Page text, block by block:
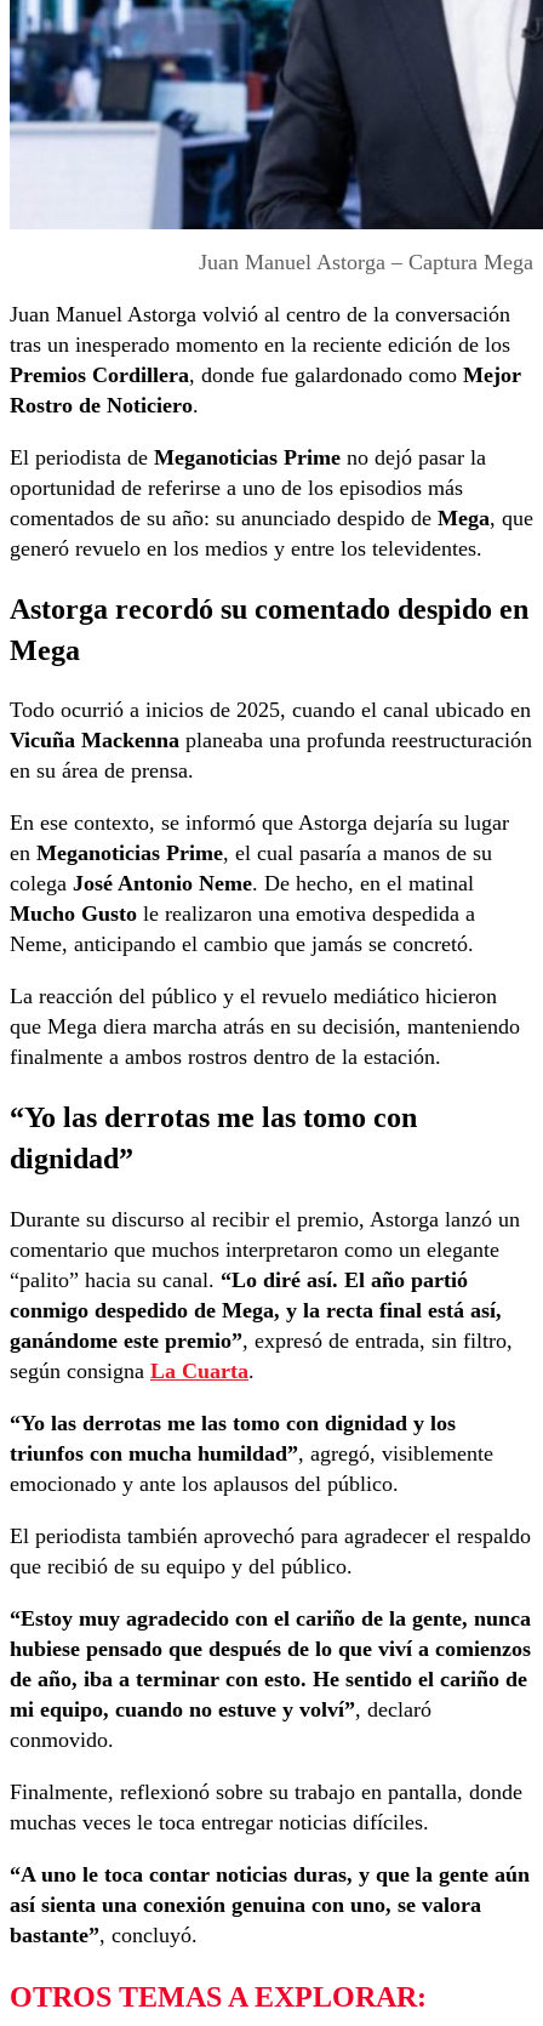
Juan Manuel Astorga – Captura Mega
Juan Manuel Astorga volvió al centro de la conversación
tras un inesperado momento en la reciente edición de los
Premios Cordillera, donde fue galardonado como Mejor
Rostro de Noticiero.
El periodista de Meganoticias Prime no dejó pasar la
oportunidad de referirse a uno de los episodios más
comentados de su año: su anunciado despido de Mega, que
generó revuelo en los medios y entre los televidentes.
Astorga recordó su comentado despido en
Mega
Todo ocurrió a inicios de 2025, cuando el canal ubicado en
Vicuña Mackenna planeaba una profunda reestructuración
en su área de prensa.
En ese contexto, se informó que Astorga dejaría su lugar
en Meganoticias Prime, el cual pasaría a manos de su
colega José Antonio Neme. De hecho, en el matinal
Mucho Gusto le realizaron una emotiva despedida a
Neme, anticipando el cambio que jamás se concretó.
La reacción del público y el revuelo mediático hicieron
que Mega diera marcha atrás en su decisión, manteniendo
finalmente a ambos rostros dentro de la estación.
“Yo las derrotas me las tomo con
dignidad”
Durante su discurso al recibir el premio, Astorga lanzó un
comentario que muchos interpretaron como un elegante
“palito” hacia su canal. “Lo diré así. El año partió
conmigo despedido de Mega, y la recta final está así,
ganándome este premio”, expresó de entrada, sin filtro,
según consigna La Cuarta.
“Yo las derrotas me las tomo con dignidad y los
triunfos con mucha humildad”, agregó, visiblemente
emocionado y ante los aplausos del público.
El periodista también aprovechó para agradecer el respaldo
que recibió de su equipo y del público.
“Estoy muy agradecido con el cariño de la gente, nunca
hubiese pensado que después de lo que viví a comienzos
de año, iba a terminar con esto. He sentido el cariño de
mi equipo, cuando no estuve y volví”, declaró
conmovido.
Finalmente, reflexionó sobre su trabajo en pantalla, donde
muchas veces le toca entregar noticias difíciles.
“A uno le toca contar noticias duras, y que la gente aún
así sienta una conexión genuina con uno, se valora
bastante”, concluyó.
OTROS TEMAS A EXPLORAR: